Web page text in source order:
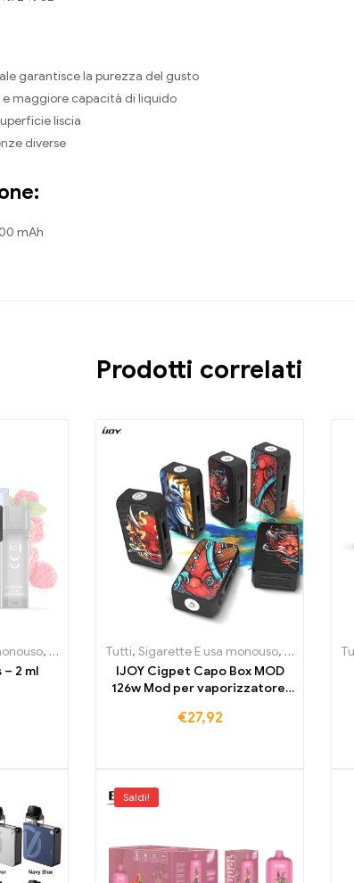
garantisce la purezza del gusto
maggiore capacità di liquido
liscia
diverse
mAh
Prodotti correlati
,Sigarette E usa monouso Lussemburgo ,Sigarette E usa
, Sigarette E usa monouso Litvania,Sigarette E usa
– 2 ml
Tutti, Sigarette E usa monouso, Sigarette E
IJOY Cigpet Capo Box MOD
126w Mod per vaporizzatore,
elettronica
€27,92
Saldi!